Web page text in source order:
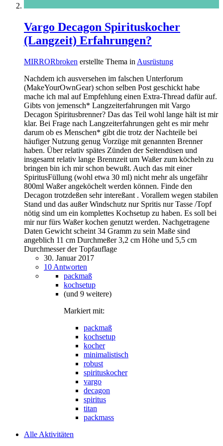
Vargo Decagon Spirituskocher
(Langzeit) Erfahrungen?
MIRRORbroken erstellte Thema in Ausrüstung
Nachdem ich ausversehen im falschen Unterforum
(MakeYourOwnGear) schon selben Post geschickt habe
mache ich mal auf Empfehlung einen Extra-Thread dafür auf.
Gibts von jemensch* Langzeiterfahrungen mit Vargo
Decagon Spiritusbrenner? Das das Teil wohl lange hält ist mir
klar. Bei Frage nach Langzeiterfahrungen geht es mir mehr
darum ob es Menschen* gibt die trotz der Nachteile bei
häufiger Nutzung genug Vorzüge mit genannten Brenner
haben. Über relativ spätes Zünden der Seitendüsen und
insgesamt relativ lange Brennzeit um Waßer zum köcheln zu
bringen bin ich mir schon bewußt. Auch das mit einer
SpiritusFüllung (wohl etwa 30 ml) nicht mehr als ungefähr
800ml Waßer angeköchelt werden können. Finde den
Decagon trotzdeßen sehr intereßant . Vorallem wegen stabilen
Stand und das außer Windschutz nur Spritis nur Tasse /Topf
nötig sind um ein komplettes Kochsetup zu haben. Es soll bei
mir nur fürs Waßer kochen genutzt werden. Nachgetragene
Daten Gewicht scheint 34 Gramm zu sein Maße sind
angeblich 11 cm Durchmeßer 3,2 cm Höhe und 5,5 cm
Durchmesser der Topfauflage
30. Januar 2017
10 Antworten
packmaß
kochsetup
(und 9 weitere)
Markiert mit:
packmaß
kochsetup
kocher
minimalistisch
robust
spirituskocher
vargo
decagon
spiritus
titan
packmass
Alle Aktivitäten